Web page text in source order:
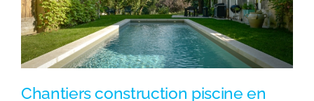
Chantiers construction piscine en